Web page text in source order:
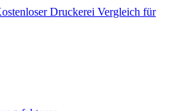
Druckerei Vergleich für